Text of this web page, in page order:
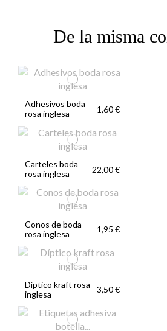
De la misma
Adhesivos boda
rosa inglesa
1,60 €
Carteles boda
rosa inglesa
22,00 €
Conos de boda
rosa inglesa
1,95 €
Díptico kraft rosa
inglesa
3,50 €